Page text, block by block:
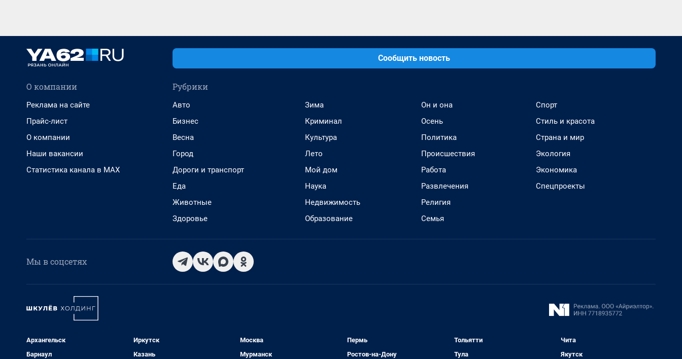
Сообщить новость
О компании
Реклама на сайте
Прайс-лист
О компании
Наши вакансии
Статистика канала в MAX
Рубрики
Авто
Бизнес
Весна
Город
Дороги и транспорт
Еда
Животные
Здоровье
Зима
Криминал
Культура
Лето
Мой дом
Наука
Недвижимость
Образование
Он и она
Осень
Политика
Происшествия
Работа
Развлечения
Религия
Семья
Спорт
Стиль и красота
Страна и мир
Экология
Экономика
Спецпроекты
Мы в соцсетях
Архангельск
Барнаул
Иркутск
Казань
Москва
Мурманск
Пермь
Ростов-на-Дону
Тольятти
Тула
Чита
Якутск